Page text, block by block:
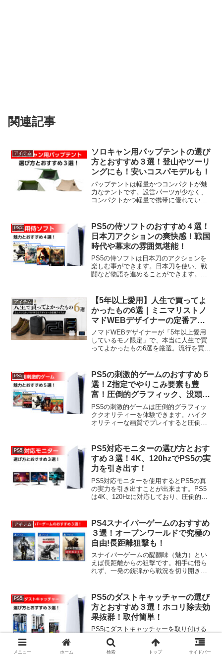
関連記事
アイテム
ソロキャン用パップテントの選び
方とおすすめ３選！登山やツーリ
ングにも！安いコスパモデルも！
パップテントは軽量かつコンパクトが魅
力なテントです。設営パーツが少なく、
コンパクトかつ軽量で携帯に優れていま
どにおすすめのアイテムです。そこで、
ソロキャン用パップテントの選び方とお
すすめ３選を解説します。
PS5
PS5の侍ソフトのおすすめ４選！
日本刀アクションの爽快感！戦国
時代や幕末の雰囲気堪能！
PS5の侍ソフトは日本刀のアクションを
楽しむ事ができます。日本刀を使い、戦
闘など物語を進めることができます。ま
昔の日本が舞台で、古き良き和の雰囲気
を堪能することができます。そこで、
PS5の侍ソフトのおすすめ４選を解説し
ます。
アイテム
【5年以上愛用】人生で買ってよ
かったもの6選｜ミニマリストノ
マドWEBデザイナーの定番アイ
テム
ノマドWEBデザイナーが「5年以上愛用
しているモノ限定」で、本当に人生で買
ってよかったもの6選を厳選。流行を買い
ラ投資としての道具論。ダナーライトか
らチャージ式Wi-Fiまで本音でレビューし
ます。
PS5
PS5の刺激的ゲームのおすすめ５
選！Z指定でやりこみ要素も豊
富！圧倒的グラフィック、没頭
感！
PS5の刺激的ゲームは圧倒的グラフィッ
ククオリティーを体験できます。ハイク
オリティーな画質でプレイすると圧倒的
スな内容をよりリアルに楽しむことがで
きます。そこで、PS5の刺激的ゲームの
おすすめ５選を解説します。
PS5
PS5対応モニターの選び方とおす
すめ３選！4K、120hzでPS5の実
力を引き出す！
PS5対応モニターを使用するとPS5の真
の実力を引き出すことが出来ます。PS5
は4K、120Hzに対応しており、圧倒的な
なくPS5のゲームを楽しむことができま
す。そこで、PS5対応モニターの選び方
とおすすめ３選を解説します。
アイテム
PS4スナイパーゲームのおすすめ
３選！オープンワールドで究極の
自由!長距離狙撃も！
スナイパーゲームの醍醐味（魅力）とい
えば長距離からの狙撃です。相手に悟ら
れず、一発の銃弾から戦況を切り開き、
オープンワールドで自由度も高く戦略は
プレイヤーの究極の自由です。そこで、
PS4スナイパーゲームのおすすめ３選を
解説します。
PS5
PS5のダストキャッチャーの選び
方とおすすめ３選！ホコリ除去効
果抜群！取付簡単！
PS5にダストキャッチャーを取り付ける
と本体へのホコリやヤニの侵入を防ぐこ
とができます。ダストキャッチャーを取
り付けることでPS5本体内部の環境をク
メニュー ホーム 検索 トップ サイドバー